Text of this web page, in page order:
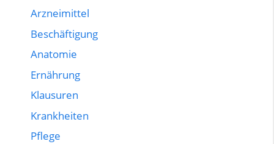
Arzneimittel
Beschäftigung
Anatomie
Ernährung
Klausuren
Krankheiten
Pflege